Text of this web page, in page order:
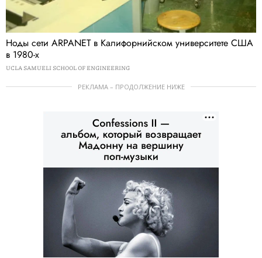
Ноды сети ARPANET в Калифорнийском университете США
в 1980-х
UCLA SAMUELI SCHOOL OF ENGINEERING
РЕКЛАМА – ПРОДОЛЖЕНИЕ НИЖЕ